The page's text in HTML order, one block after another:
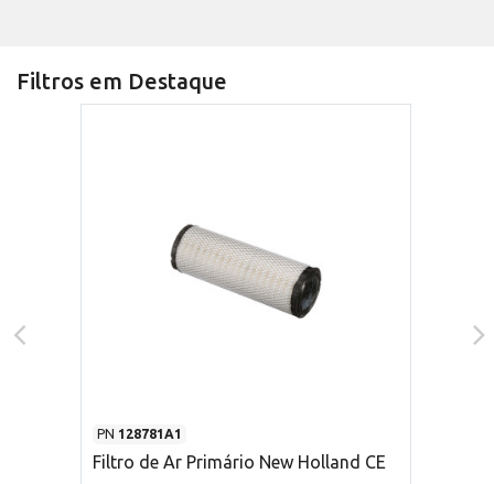
Filtros em Destaque
PN 128781A1
Filtro de Ar Primário New Holland CE